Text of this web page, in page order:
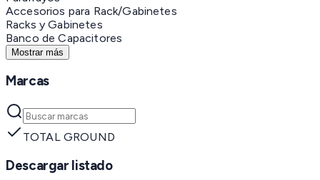
Accesorios para Rack/Gabinetes
Racks y Gabinetes
Banco de Capacitores
Mostrar más
Marcas
TOTAL GROUND
Descargar listado